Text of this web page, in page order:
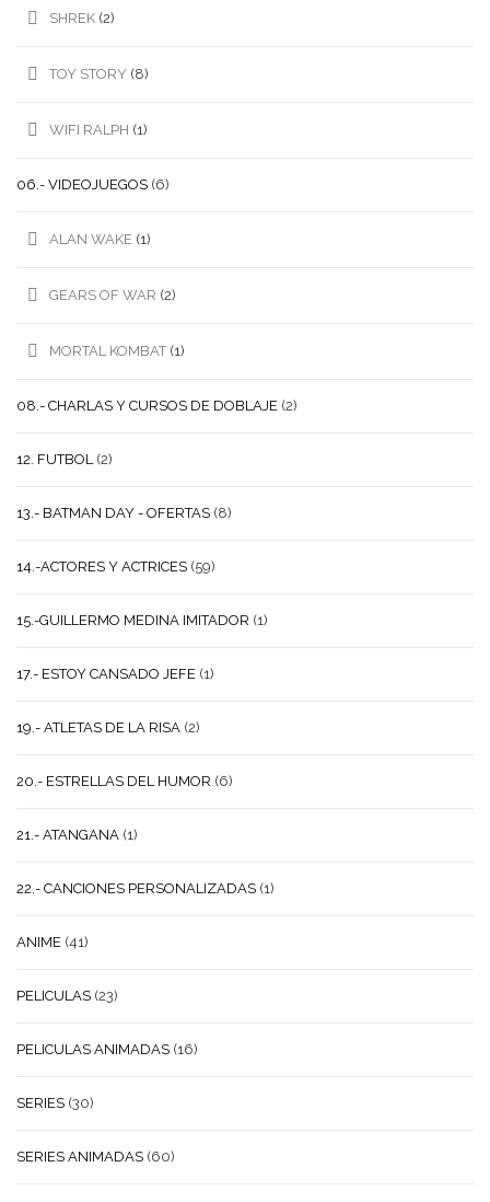
SHREK (2)
TOY STORY (8)
WIFI RALPH (1)
06.- VIDEOJUEGOS (6)
ALAN WAKE (1)
GEARS OF WAR (2)
MORTAL KOMBAT (1)
08.- CHARLAS Y CURSOS DE DOBLAJE (2)
12. FUTBOL (2)
13.- BATMAN DAY - OFERTAS (8)
14.-ACTORES Y ACTRICES (59)
15.-GUILLERMO MEDINA IMITADOR (1)
17.- ESTOY CANSADO JEFE (1)
19.- ATLETAS DE LA RISA (2)
20.- ESTRELLAS DEL HUMOR (6)
21.- ATANGANA (1)
22.- CANCIONES PERSONALIZADAS (1)
ANIME (41)
PELICULAS (23)
PELICULAS ANIMADAS (16)
SERIES (30)
SERIES ANIMADAS (60)